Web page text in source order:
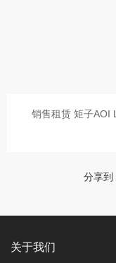
销售租赁 矩子AOI
分享到
关于我们